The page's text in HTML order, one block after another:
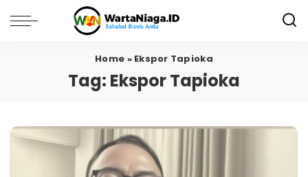
Home » Ekspor Tapioka
Tag: Ekspor Tapioka